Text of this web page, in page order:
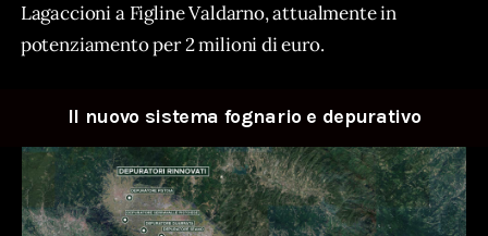
Lagaccioni a Figline Valdarno, attualmente in
potenziamento per 2 milioni di euro.
Il nuovo sistema fognario e depurativo